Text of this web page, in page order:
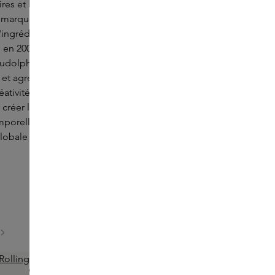
et les parfums certifiés biologiques et
incarne la beauté à l'état pur grâce à
efficaces et soigneusement
2009 par Andrea Elisabeth Rudolph à
Care s'efforce d'offrir une expérience
agréable avec chaque produit. Au cœur du
le développement et la production se
les plus beaux produits. Découvrez
de Rudolph Care, où le
fusionnent.